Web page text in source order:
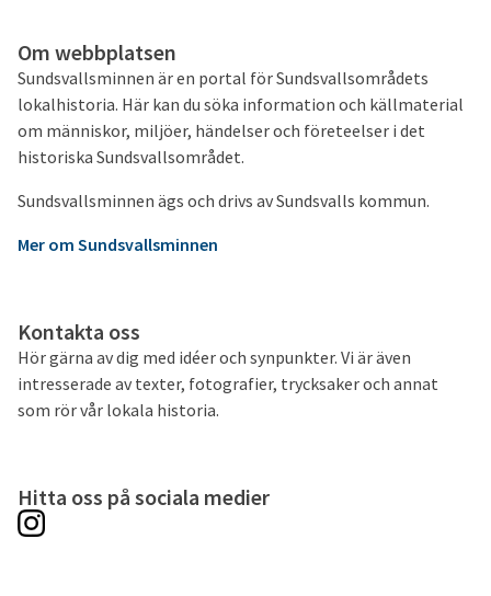
Om webbplatsen
Sundsvallsminnen är en portal för Sundsvallsområdets
lokalhistoria. Här kan du söka information och källmaterial
om människor, miljöer, händelser och företeelser i det
historiska Sundsvallsområdet.
Sundsvallsminnen ägs och drivs av Sundsvalls kommun.
Mer om Sundsvallsminnen
Kontakta oss
Hör gärna av dig med idéer och synpunkter. Vi är även
intresserade av texter, fotografier, trycksaker och annat
som rör vår lokala historia.
Hitta oss på sociala medier